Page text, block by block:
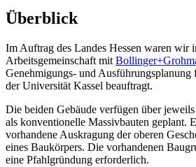
Überblick
Im Auftrag des Landes Hessen waren wir
Arbeitsgemeinschaft mit
Genehmigungs- und Ausführungsplanung
der Universität Kassel beauftragt.
Die beiden Gebäude verfügen über
als konventionelle Massivbauten geplant.
vorhandene Auskragung der oberen
eines Baukörpers. Die vorhandenen
eine Pfahlgründung erforderlich.